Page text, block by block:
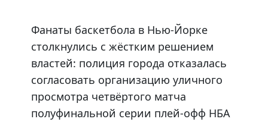
Фанаты баскетбола в Нью-Йорке
столкнулись с жёстким решением
властей: полиция города отказалась
согласовать организацию уличного
просмотра четвёртого матча
полуфинальной серии плей-офф НБА